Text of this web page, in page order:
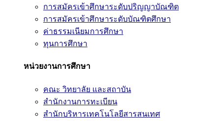
การสมัครเข้าศึกษาระดับปริญญาบัณฑิต
การสมัครเข้าศึกษาระดับบัณฑิตศึกษา
ค่าธรรมเนียมการศึกษา
ทุนการศึกษา
หน่วยงานการศึกษา
คณะ วิทยาลัย และสถาบัน
สำนักงานการทะเบียน
สำนักบริหารเทคโนโลยีสารสนเทศ